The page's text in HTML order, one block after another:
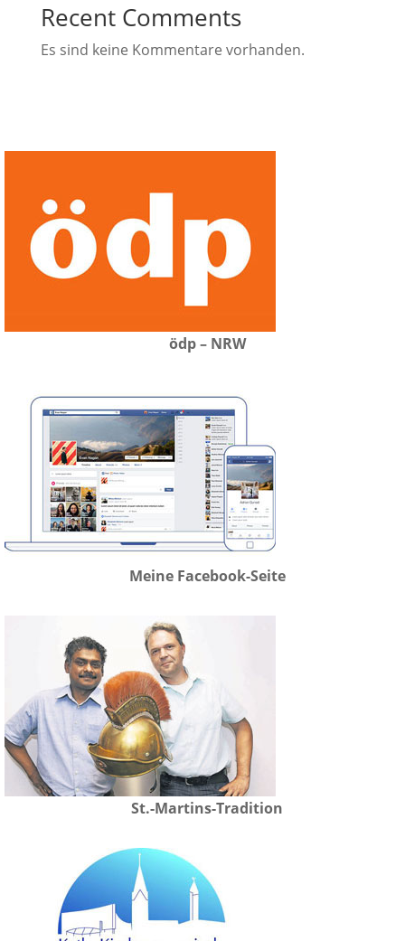
Recent Comments
Es sind keine Kommentare vorhanden.
ödp – NRW
Meine Facebook-Seite
St.-Martins-Tradition